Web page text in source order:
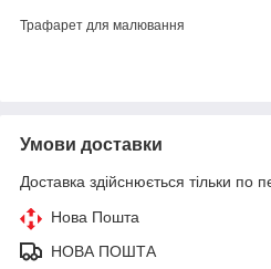
Трафарет для малювання
Умови доставки
Доставка здійснюється тільки по
Нова Пошта
НОВА ПОШТА